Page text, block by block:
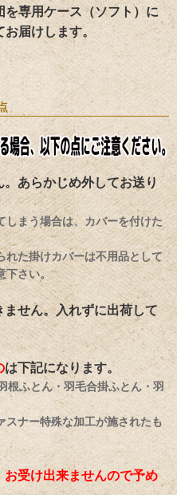
を専用ケース（ソフト）に
お届けします。
。あらかじめ外してお送り
しまう場合は、カバーを付けた
れた掛けカバーは不用品として
下さい。
ません。入れずに出荷して
は下記になります。
根ふとん・羽毛合掛ふとん・羽
スナー特殊な加工が施されたも
受け出来ませんので予め